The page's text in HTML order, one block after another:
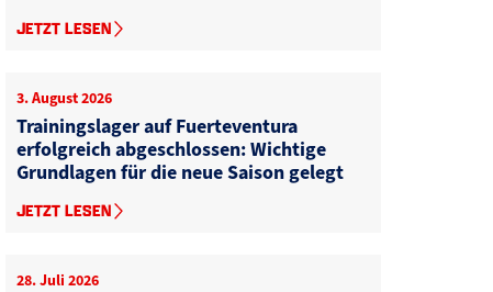
JETZT LESEN
3. August 2026
Trainingslager auf Fuerteventura
erfolgreich abgeschlossen: Wichtige
Grundlagen für die neue Saison gelegt
JETZT LESEN
28. Juli 2026